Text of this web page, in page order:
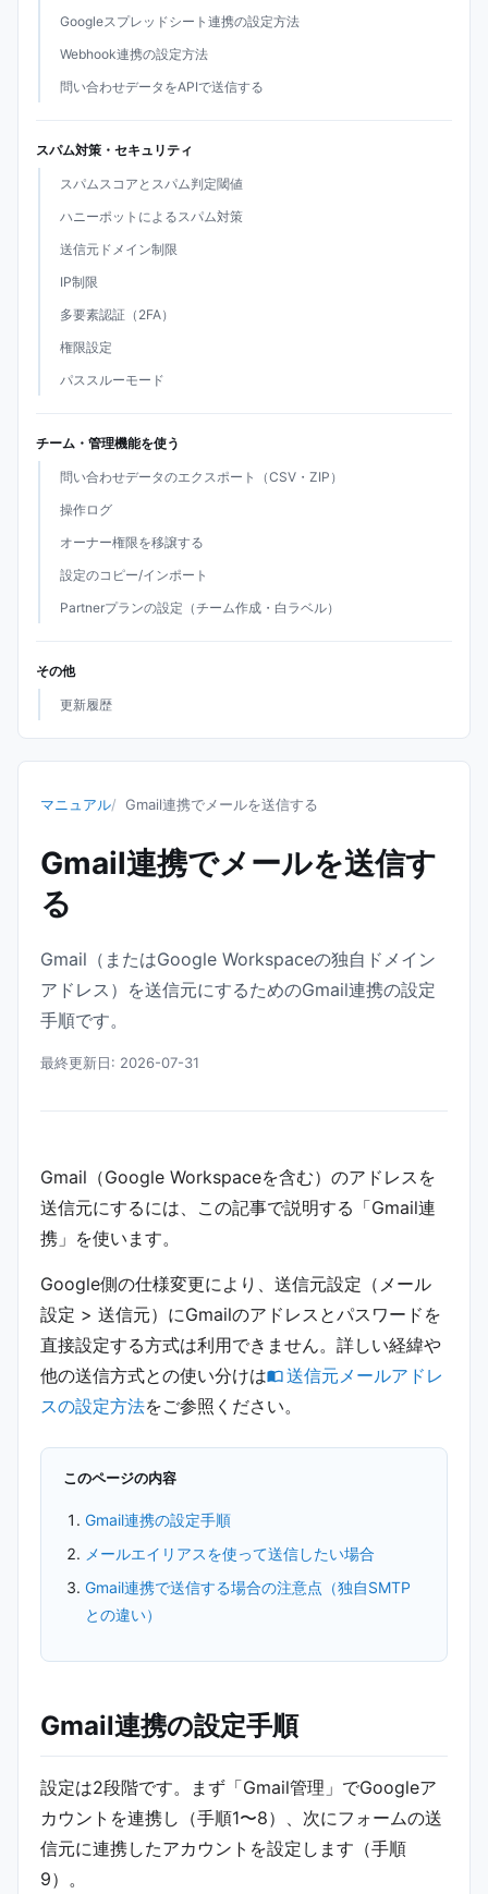
Googleスプレッドシート連携の設定方法
Webhook連携の設定方法
問い合わせデータをAPIで送信する
スパム対策・セキュリティ
スパムスコアとスパム判定閾値
ハニーポットによるスパム対策
送信元ドメイン制限
IP制限
多要素認証（2FA）
権限設定
パススルーモード
チーム・管理機能を使う
問い合わせデータのエクスポート（CSV・ZIP）
操作ログ
オーナー権限を移譲する
設定のコピー/インポート
Partnerプランの設定（チーム作成・白ラベル）
その他
更新履歴
マニュアル Gmail連携でメールを送信する
Gmail連携でメールを送信す
る
Gmail（またはGoogle Workspaceの独自ドメイン
アドレス）を送信元にするためのGmail連携の設定
手順です。
最終更新日: 2026-07-31
Gmail（Google Workspaceを含む）のアドレスを
送信元にするには、この記事で説明する「Gmail連
携」を使います。
Google側の仕様変更により、送信元設定（メール
設定 > 送信元）にGmailのアドレスとパスワードを
直接設定する方式は利用できません。詳しい経緯や
他の送信方式との使い分けは
送信元メールアドレ
スの設定方法をご参照ください。
このページの内容
Gmail連携の設定手順
メールエイリアスを使って送信したい場合
Gmail連携で送信する場合の注意点（独自SMTP
との違い）
Gmail連携の設定手順
設定は2段階です。まず「Gmail管理」でGoogleア
カウントを連携し（手順1〜8）、次にフォームの送
信元に連携したアカウントを設定します（手順
9）。